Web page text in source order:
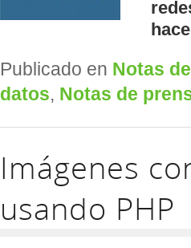
Publicado en Notas
datos, Notas de
Imágenes
usando PHP